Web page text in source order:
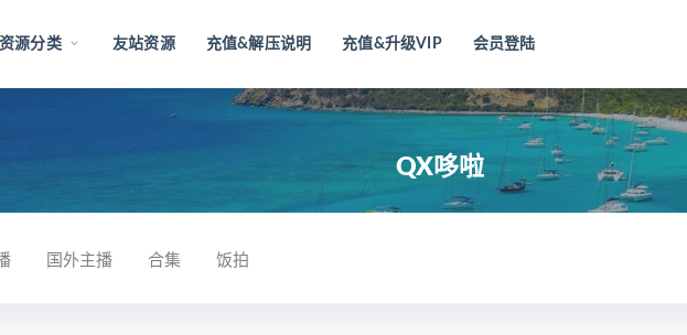
资源分类 友站资源 充值&解压说明 充值&升级VIP 会员登陆
QX哆啦
国外主播 合集 饭拍